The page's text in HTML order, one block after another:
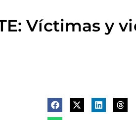
Víctimas y